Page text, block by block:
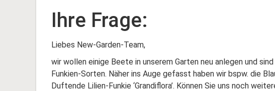
Ihre Frage:
Liebes New-Garden-Team,
wir wollen einige Beete in unserem Garten neu anlegen und
Funkien-Sorten. Näher ins Auge gefasst haben wir bspw. die
Duftende Lilien-Funkie ‘Grandiflora’. Können Sie uns noch